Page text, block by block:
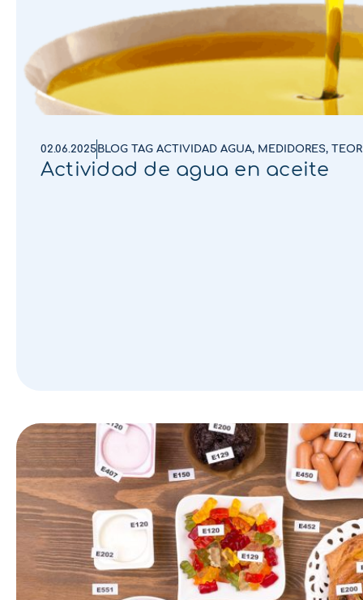
02.06.2025BLOG TAG ACTIVIDAD AGUA, MEDIDORES,
Actividad de agua en aceite